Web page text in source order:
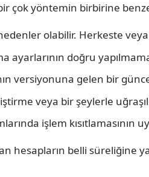
çok yöntemin birbirine
olabilir. Herkeste veya
ayarlarının doğru
versiyonuna gelen bir
veya bir şeylerle
işlem kısıtlamasının
hesapların belli süreliğine